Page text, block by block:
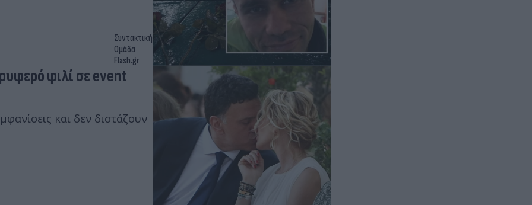
Συντακτική
Ομάδα
Flash.gr
φιλί σε event
και δεν διστάζουν